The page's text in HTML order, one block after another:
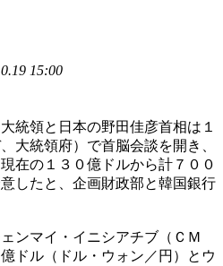
15:00
統領と日本の野田佳彦首相は１
大統領府）で首脳会談を開き、
在の１３０億ドルから計７００
したと、企画財政部と韓国銀行
ンマイ・イニシアチブ（ＣＭ
ドル（ドル・ウォン／円）とウ